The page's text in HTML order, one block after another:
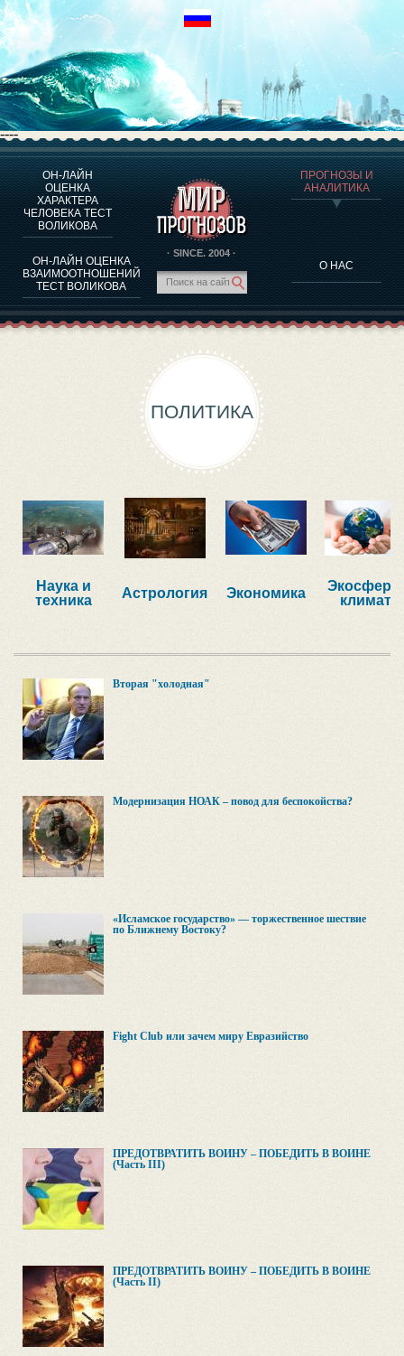
----
ОН-ЛАЙН
ОЦЕНКА
ХАРАКТЕРА
ЧЕЛОВЕКА ТЕСТ
ВОЛИКОВА
ОН-ЛАЙН ОЦЕНКА
ВЗАИМООТНОШЕНИЙ
ТЕСТ ВОЛИКОВА
· SINCE. 2004 ·
ПРОГНОЗЫ И
АНАЛИТИКА
О НАС
О ПРОГРАММЕ
ОЦЕНКА ХАРАКТЕРA ЧЕЛОВЕКА
ОЦЕНКА ХАРАКТЕРА ВЫДАЮЩИХСЯ ЛИЧНОСТЕЙ
О ПРОГРАММЕ
ТЕСТ НА СОВМЕСТИМОСТЬ ВОЛИКОВА
ПРОГНОЗЫ И АНАЛИТИКА
ПОЛИТИКА
Наука и
техника
Астрология Экономика
Экосфера,
климат
Вторая "холодная"
Модернизация НОАК – повод для беспокойства?
«Исламское государство» — торжественное шествие
по Ближнему Востоку?
Fight Club или зачем миру Евразийство
ПРЕДОТВРАТИТЬ ВОЙНУ – ПОБЕДИТЬ В ВОЙНЕ
(Часть III)
ПРЕДОТВРАТИТЬ ВОЙНУ – ПОБЕДИТЬ В ВОЙНЕ
(Часть II)